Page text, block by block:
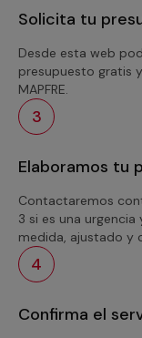
Solicita tu
Desde esta web
presupuesto gratis
MAPFRE.
3
Elaboramos tu
Contactaremos
3 si es una
medida, ajustado y
4
Confirma el